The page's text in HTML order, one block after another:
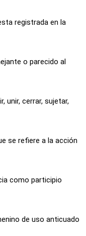
registrada en la
o parecido al
unir, cerrar, sujetar,
se refiere a la acción
como participio
de uso anticuado